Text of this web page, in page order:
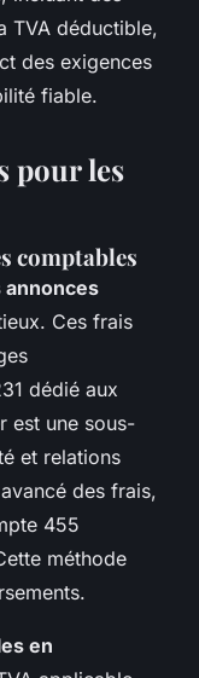
TVA déductible,
des exigences
fiable.
pour les
comptables
Ces frais
dédié aux
est une sous-
et relations
des frais,
455
méthode
en